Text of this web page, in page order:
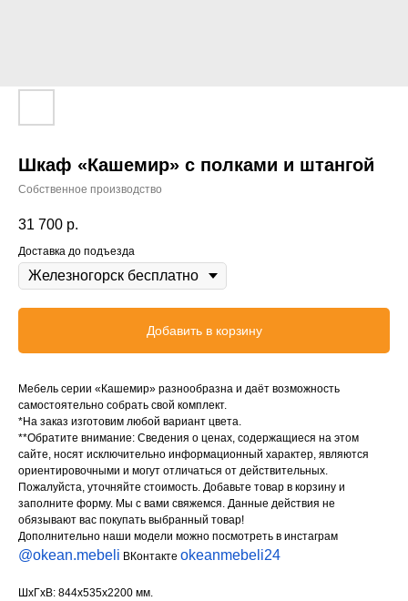
Шкаф «Кашемир» с полками и штангой
Собственное производство
31 700 р.
Доставка до подъезда
Добавить в корзину
Мебель серии «Кашемир» разнообразна и даёт возможность
самостоятельно собрать свой комплект.
*На заказ изготовим любой вариант цвета.
**Обратите внимание: Сведения о ценах, содержащиеся на этом
сайте, носят исключительно информационный характер, являются
ориентировочными и могут отличаться от действительных.
Пожалуйста, уточняйте стоимость. Добавьте товар в корзину и
заполните форму. Мы с вами свяжемся. Данные действия не
обязывают вас покупать выбранный товар!
Дополнительно наши модели можно посмотреть в инстаграм
@okean.mebeli ВКонтакте okeanmebeli24
ШхГхВ: 844х535х2200 мм.